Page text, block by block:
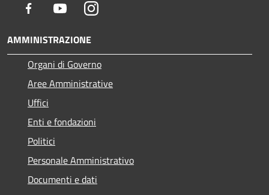
Facebook YoutubeInstagram
AMMINISTRAZIONE
Organi di Governo
Aree Amministrative
Uffici
Enti e fondazioni
Politici
Personale Amministrativo
Documenti e dati